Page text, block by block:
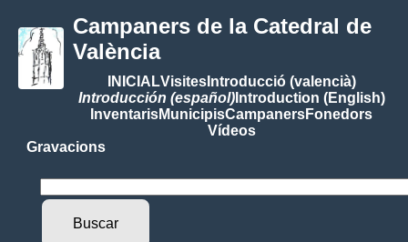
Campaners de la Catedral de
València
INICIALVisitesIntroducció (valencià)
Introducción (español)Introduction (English)
InventarisMunicipisCampanersFonedors
Vídeos
Gravacions